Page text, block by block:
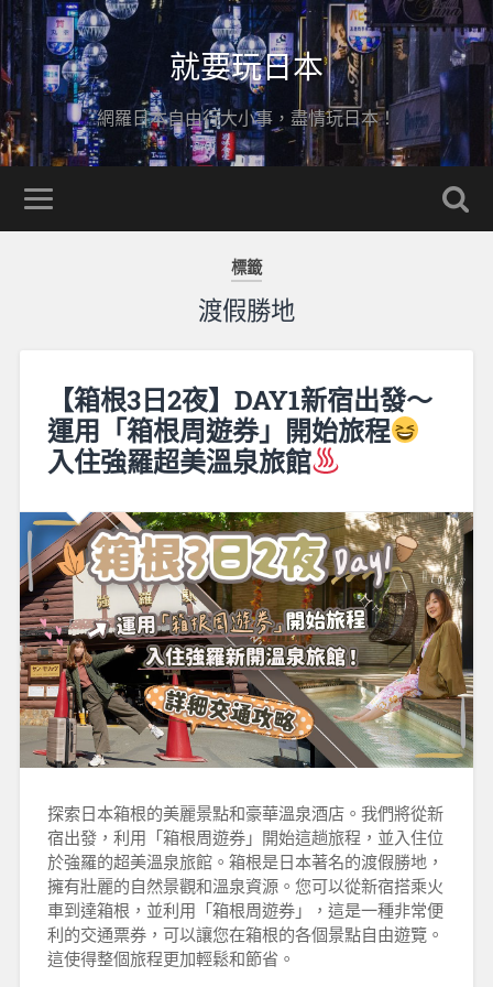
就要玩日本
網羅日本自由行大小事，盡情玩日本！
標籤
渡假勝地
【箱根3日2夜】DAY1新宿出發～
運用「箱根周遊券」開始旅程
入住強羅超美溫泉旅館
探索日本箱根的美麗景點和豪華溫泉酒店。我們將從新
宿出發，利用「箱根周遊券」開始這趟旅程，並入住位
於強羅的超美溫泉旅館。箱根是日本著名的渡假勝地，
擁有壯麗的自然景觀和溫泉資源。您可以從新宿搭乘火
車到達箱根，並利用「箱根周遊券」，這是一種非常便
利的交通票券，可以讓您在箱根的各個景點自由遊覽。
這使得整個旅程更加輕鬆和節省。